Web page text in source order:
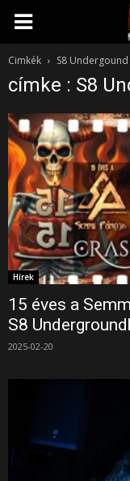
Rockvilág.hu
online
rockmagazin
Cimkék S8
címke : S8
Hírek
15 éves a
S8
2025-02-20